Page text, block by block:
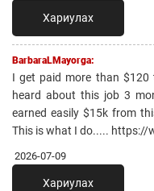
Хариулах
BarbaraLMayorga:
I get paid more than
heard about this job 3
earned easily $15k from
This is what I do.....
2026-07-09
Хариулах